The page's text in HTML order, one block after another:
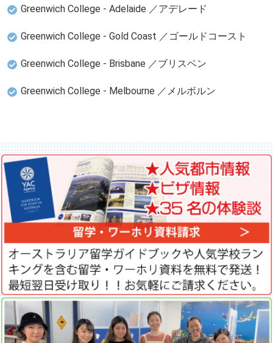
Greenwich College - Adelaide ／アデレード
Greenwich College - Gold Coast ／ゴールドコースト
Greenwich College - Brisbane ／ブリスベン
Greenwich College - Melbourne ／メルボルン